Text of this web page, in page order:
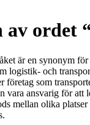
av ordet
är en synonym
logistik- och
företag som
vara ansvarig för att
mellan olika